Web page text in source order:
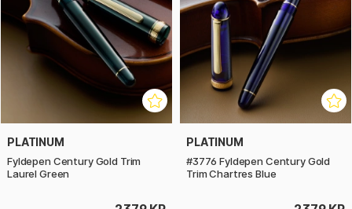
PLATINUM
Fyldepen Century Gold Trim
Laurel Green
PLATINUM
#3776 Fyldepen Century Gold
Trim Chartres Blue